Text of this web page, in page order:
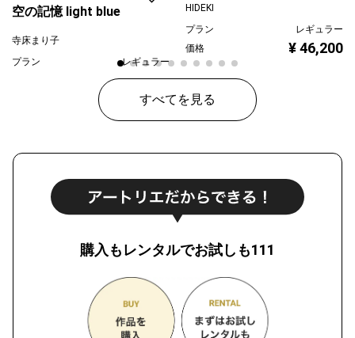
空の記憶 light blue
寺床まり子
プラン
レギュラー
¥ 30,000
HIDEKI
プラン
レギュラー
価格
¥ 46,200
すべてを見る
購入もレンタルでお試しも111